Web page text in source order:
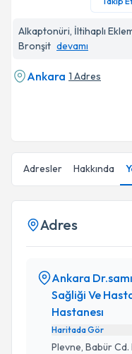
Alkaptonüri, İltihaplı
Bronşit devamı
Ankara 1 Adres
Adresler Hakkında
Adres
Ankara
Sağliği Ve
Hastanesı
Haritada Gör
Plevne, Babür